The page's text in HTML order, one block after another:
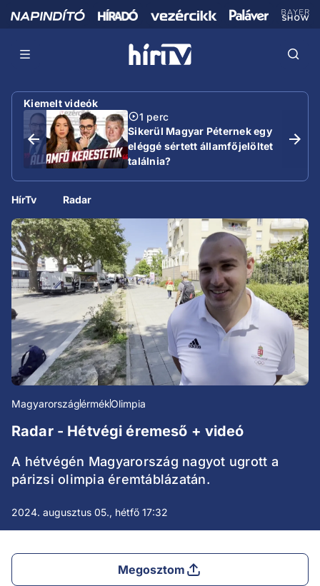
Kiemelt videók
1 perc
Sikerül Magyar Péternek egy
eléggé sértett államfőjelöltet
találnia?
HírTv Radar
MagyarországérmékOlimpia
Radar - Hétvégi éremeső + videó
A hétvégén Magyarország nagyot ugrott a
párizsi olimpia éremtáblázatán.
2024. augusztus 05., hétfő 17:32
Megosztom